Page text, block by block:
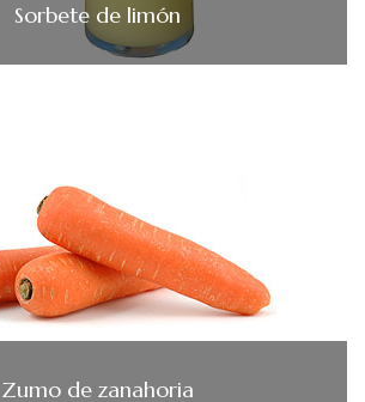
Sorbete de limón
Zumo de zanahoria